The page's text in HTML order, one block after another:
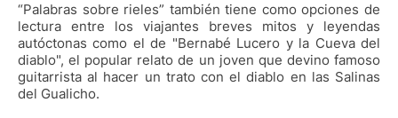
“Palabras sobre rieles” también tiene como opciones de
lectura entre los viajantes breves mitos y leyendas
autóctonas como el de "Bernabé Lucero y la Cueva del
diablo", el popular relato de un joven que devino famoso
guitarrista al hacer un trato con el diablo en las Salinas
del Gualicho.